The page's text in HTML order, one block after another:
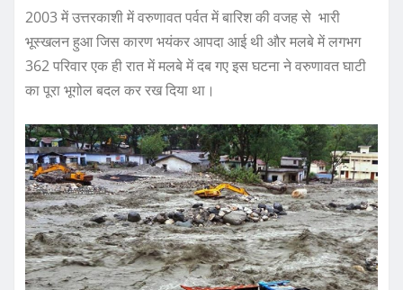
2003 में उत्तरकाशी में वरुणावत पर्वत में बारिश की वजह से भारी
भूस्खलन हुआ जिस कारण भयंकर आपदा आई थी और मलबे में लगभग
362 परिवार एक ही रात में मलबे में दब गए इस घटना ने वरुणावत घाटी
का पूरा भूगोल बदल कर रख दिया था।